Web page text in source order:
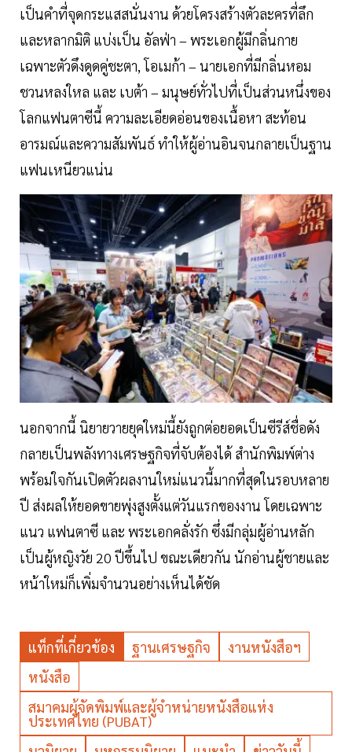
เป็นคำที่จุดกระแสสนั่นงาน ด้วยโครงสร้างตัวละครที่ลึก
และหลากมิติ แบ่งเป็น อัลฟ่า – พระเอกผู้มีกลิ่นกาย
เฉพาะตัวดึงดูดคู่ชะตา, โอเมก้า – นายเอกที่มีกลิ่นหอม
ชวนหลงใหล และ เบต้า – มนุษย์ทั่วไปที่เป็นส่วนหนึ่งของ
โลกแฟนตาซีนี้ ความละเอียดอ่อนของเนื้อหา สะท้อน
อารมณ์และความสัมพันธ์ ทำให้ผู้อ่านอินจนกลายเป็นฐาน
แฟนเหนียวแน่น
นอกจากนี้ นิยายวายยุคใหม่นี้ยังถูกต่อยอดเป็นซีรีส์ชื่อดัง
กลายเป็นพลังทางเศรษฐกิจที่จับต้องได้ สำนักพิมพ์ต่าง
พร้อมใจกันเปิดตัวผลงานใหม่แนวนี้มากที่สุดในรอบหลาย
ปี ส่งผลให้ยอดขายพุ่งสูงตั้งแต่วันแรกของงาน โดยเฉพาะ
แนว แฟนตาซี และ พระเอกคลั่งรัก ซึ่งมีกลุ่มผู้อ่านหลัก
เป็นผู้หญิงวัย 20 ปีขึ้นไป ขณะเดียวกัน นักอ่านผู้ชายและ
หน้าใหม่ก็เพิ่มจำนวนอย่างเห็นได้ชัด
แท็กที่เกี่ยวข้อง ฐานเศรษฐกิจ
งานหนังสือฯ
หนังสือ
สมาคมผู้จัดพิมพ์และผู้จำหน่ายหนังสือแห่ง
ประเทศไทย (PUBAT)